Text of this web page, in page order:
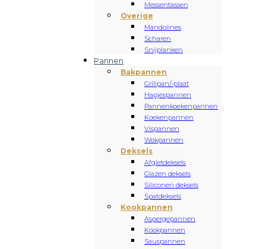
Messentassen
Overige
Mandolines
Scharen
Snijplanken
Pannen
Bakpannen
Grillpan/-plaat
Hapjespannen
Pannenkoekenpannen
Koekenpannen
Vispannen
Wokpannen
Deksels
Afgietdeksels
Glazen deksels
Siliconen deksels
Spatdeksels
Kookpannen
Aspergepannen
Kookpannen
Sauspannen